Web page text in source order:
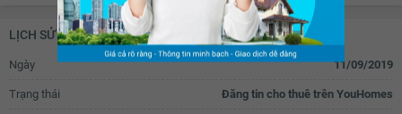
Rèm gỗ Rèm inox
Bếp từ âm Bếp từ dương
Bếp hồng ngoại âm Bếp hồng ngoại dương
Tủ lạnh
Tủ bếp Máy rửa bát
LỊCH SỬ GIAO DỊCH
Ngày 11/09/2019
Trạng thái Đăng tin cho thuê trên YouHomes